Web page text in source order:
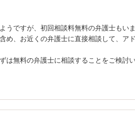
うですが、初回相談料無料の弁護士もいま
め、お近くの弁護士に直接相談して、ア
は無料の弁護士に相談することをご検討